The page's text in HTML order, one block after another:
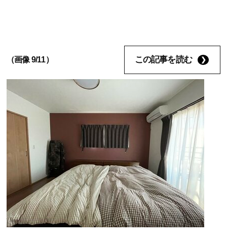
（画像 9/11） この記事を読む